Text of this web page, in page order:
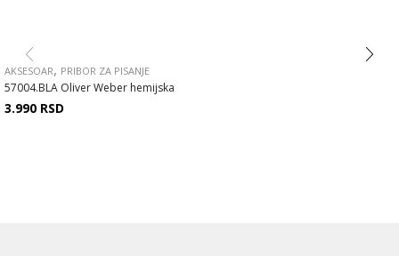
AKSESOAR, PRIBOR ZA PISANJE
57004.BLA Oliver Weber hemijska
3.990 RSD